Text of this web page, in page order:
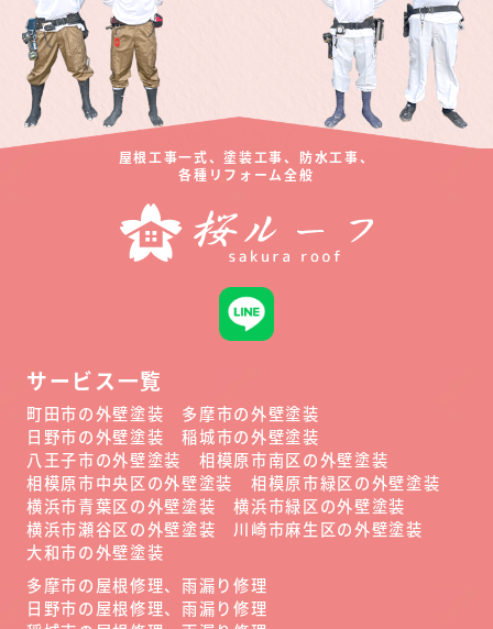
屋根工事一式、塗装工事、防水工事、
各種リフォーム全般
サービス一覧
町田市の外壁塗装
多摩市の外壁塗装
日野市の外壁塗装
稲城市の外壁塗装
八王子市の外壁塗装
相模原市南区の外壁塗装
相模原市中央区の外壁塗装
相模原市緑区の外壁塗装
横浜市青葉区の外壁塗装
横浜市緑区の外壁塗装
横浜市瀬谷区の外壁塗装
川崎市麻生区の外壁塗装
大和市の外壁塗装
多摩市の屋根修理、雨漏り修理
日野市の屋根修理、雨漏り修理